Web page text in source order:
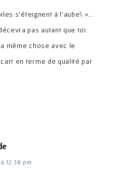
s'éteignent à l'aube\ »…
pas autant que toi.
même chose avec le
en terme de qualité par
dit :
12:38 pm